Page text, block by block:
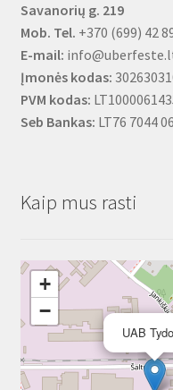
Savanorių g. 219
Mob. Tel. +370 (699) 42
E-mail:
Įmonės kodas:
PVM kodas:
Seb Bankas: LT76 7044
Kaip mus rasti
UAB
+
−